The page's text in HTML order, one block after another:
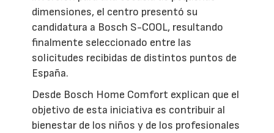
dimensiones, el centro presentó su
candidatura a Bosch S-COOL, resultando
finalmente seleccionado entre las
solicitudes recibidas de distintos puntos de
España.
Desde Bosch Home Comfort explican que el
objetivo de esta iniciativa es contribuir al
bienestar de los niños y de los profesionales